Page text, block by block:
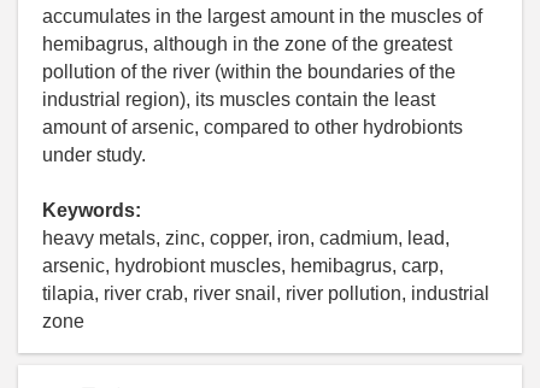
accumulates in the largest amount in the muscles of
hemibagrus, although in the zone of the greatest
pollution of the river (within the boundaries of the
industrial region), its muscles contain the least
amount of arsenic, compared to other hydrobionts
under study.
Keywords:
heavy metals, zinc, copper, iron, cadmium, lead,
arsenic, hydrobiont muscles, hemibagrus, carp,
tilapia, river crab, river snail, river pollution, industrial
zone